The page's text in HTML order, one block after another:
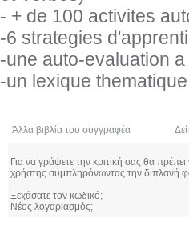
- + de 100 activites
-6 strategies
-une auto-evaluation
-un lexique thematique
Άλλα βιβλία του συγγραφέα
Για να γράψετε την κριτική σας θα
χρήστης συμπληρόνωντας την διπλανή
Ξεχάσατε τον κωδικό;
Νέος λογαριασμός;